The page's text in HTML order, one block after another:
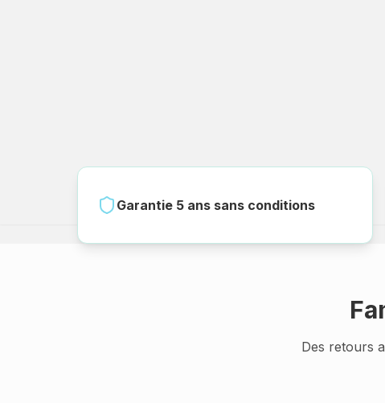
Garantie 5 ans sans conditions
Des retours